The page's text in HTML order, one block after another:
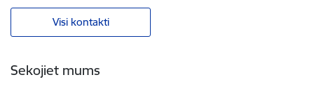
Visi kontakti
Sekojiet mums